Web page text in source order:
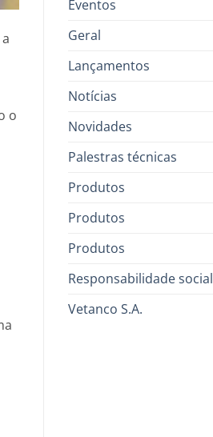
o
Eventos
Geral
Lançamentos
Notícias
Novidades
Palestras técnicas
Produtos
Produtos
Produtos
Responsabilidade social
Vetanco S.A.